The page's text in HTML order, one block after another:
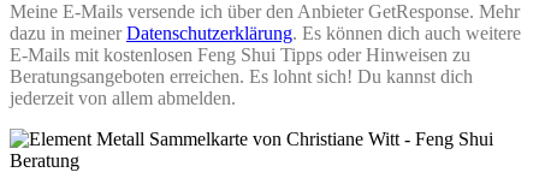
Meine E-Mails versende ich über den Anbieter GetResponse. Mehr
dazu in meinerDatenschutzerklärung. Es können dich auch weitere
E-Mails mit kostenlosen Feng Shui Tipps oder Hinweisen zu
Beratungsangeboten erreichen. Es lohnt sich! Du kannst dich
jederzeit von allem abmelden.